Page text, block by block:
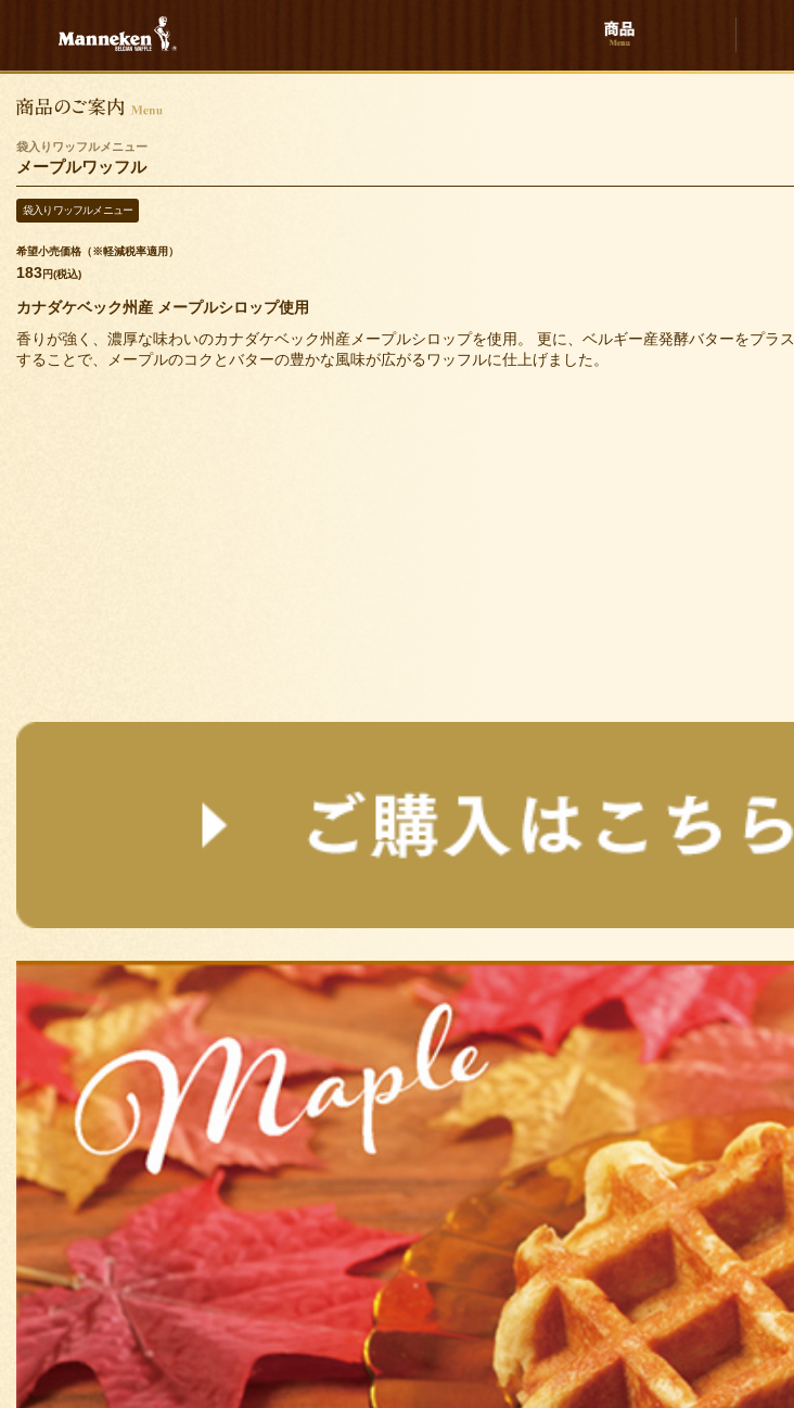
袋入りワッフルメニュー
メープルワッフル
袋入りワッフルメニュー
希望小売価格（※軽減税率適用）
183円(税込)
カナダケベック州産 メープルシロップ使用
香りが強く、濃厚な味わいのカナダケベック州産メープルシロップを使用。
更に、ベルギー産発酵バターをプラス
することで、メープルのコクとバターの豊かな風味が広がるワッフルに仕上げました。